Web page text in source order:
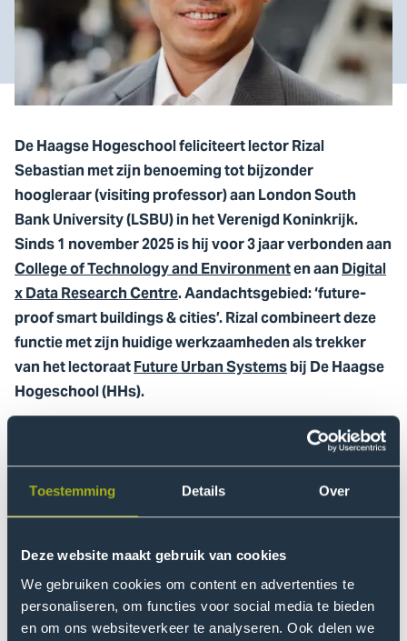
Toestemming Details Over
Deze website maakt gebruik van cookies
We gebruiken cookies om content en advertenties te
personaliseren, om functies voor social media te bieden
en om ons websiteverkeer te analyseren. Ook delen we
De Haagse Hogeschool feliciteert lector Rizal
Sebastian met zijn benoeming tot bijzonder
hoogleraar (visiting professor) aan London South
Bank University (LSBU) in het Verenigd Koninkrijk.
Sinds 1 november 2025 is hij voor 3 jaar verbonden aan
College of Technology and Environmenten aan Digital
x Data Research Centre. Aandachtsgebied: ‘future-
proof smart buildings & cities’. Rizal combineert deze
functie met zijn huidige werkzaamheden als trekker
van het lectoraatFuture Urban Systemsbij De Haagse
Hogeschool (HHs).
Uitwisseling collega’s en
studenten
Directeur Nellie van de Griend van Faculteit
volgt samen: “Deze eervolle benoeming van Rizal
Sebastian biedt hele mooie
samenwerkingsmogelijkheden met LSBU, zowel voor
uitwisseling van onderzoekers als voor docenten en